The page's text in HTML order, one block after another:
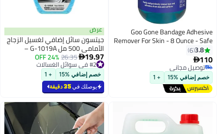
Goo Gone Bandage Adhesive
Remover For Skin - 8 Ounce - Safe
Method to Remove Sports Tape, KT
Tape, Temporary Tattoos, Ink,
Medical Bandages and More
3.8
6
110
توصيل مجاني
توصيل مجاني
خصم إضافي %15 + 1
عرض
جيتسون سائل إضافي لغسيل الزجاج
الأمامي 500 مل G-1019A –
محلول تنظيف زجاج السيارة الأمامي
لرؤية قيادة واضحة
19.97
26.35
24% OFF
#2 في سوائل الغسالات
#2 في سوائل الغسالات
خصم إضافي %15 + 1
يوصلك في35 دقيقة